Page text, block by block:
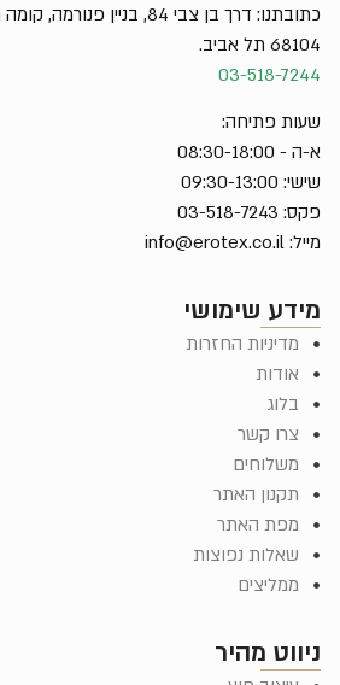
מהיר
שימושי
מדיניות החזרות
אודות
בלוג
צרו קשר
משלוחים
תקנון האתר
מפת האתר
שאלות נפוצות
ממליצים
תל אביב.
03-518-
פתיחה:
08:30-18:00
09:30-13:00
518-7243
info@erotex.co.il